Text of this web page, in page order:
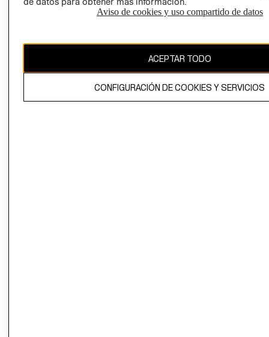
Chile ($)
El contenido de esta página web está protegido por copyright y es
propiedad de H&M Hennes & Mauritz AB.
Aviso de cookies y uso compartido de datos
ACEPTAR TODO
CONFIGURACIÓN DE COOKIES Y SERVICIOS